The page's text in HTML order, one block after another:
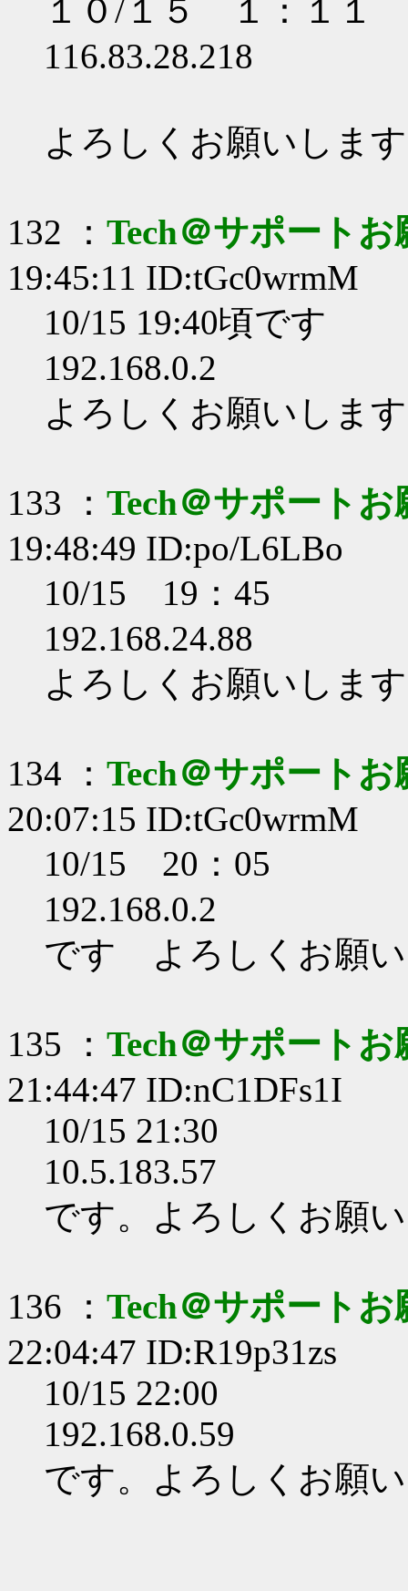
１０/１５ １：１１
116.83.28.218
よろしくお願いしま
132 ： Tech＠サポート
19:45:11 ID:tGc0wrmM
10/15 19:40頃です
192.168.0.2
よろしくお願いします
133 ： Tech＠サポート
19:48:49 ID:po/L6LBo
10/15 19：45
192.168.24.88
よろしくお願いしま
134 ： Tech＠サポート
20:07:15 ID:tGc0wrmM
10/15 20：05
192.168.0.2
です よろしくお願
135 ： Tech＠サポート
21:44:47 ID:nC1DFs1I
10/15 21:30
10.5.183.57
です。よろしくお願
136 ： Tech＠サポート
22:04:47 ID:R19p31zs
10/15 22:00
192.168.0.59
です。よろしくお願